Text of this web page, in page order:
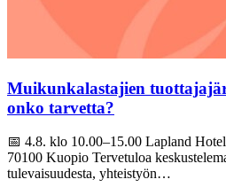
Muikunkalastajien
onko tarvetta?
📅 4.8. klo 10.00–15.00 Lapland
70100 Kuopio Tervetuloa
tulevaisuudesta, yhteistyön…